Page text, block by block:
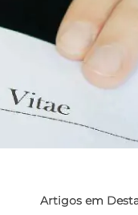
Artigos em